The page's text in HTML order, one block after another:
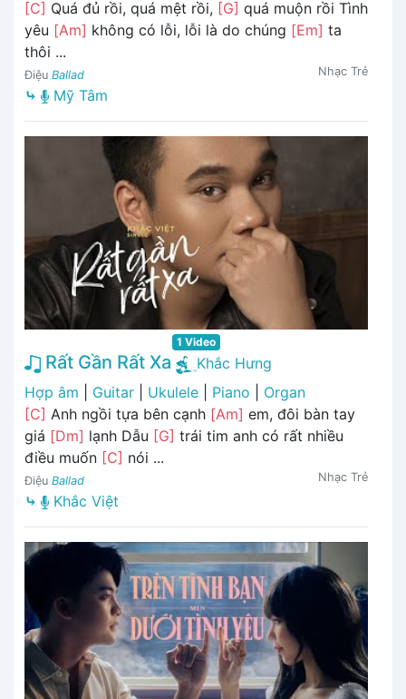
[C] Quá đủ rồi, quá mệt rồi, [G] quá muộn rồi Tình
yêu [Am] không có lỗi, lỗi là do chúng [Em] ta
thôi ...
Điệu Ballad Nhạc Trẻ
⤷ Mỹ Tâm
1 Video
Rất Gần Rất Xa
Khắc Hưng
Hợp âm
Guitar Ukulele Piano
Organ
[C] Anh ngồi tựa bên cạnh [Am] em, đôi bàn tay
giá [Dm] lạnh Dẫu [G] trái tim anh có rất nhiều
điều muốn [C] nói ...
Điệu Ballad Nhạc Trẻ
⤷ Khắc Việt